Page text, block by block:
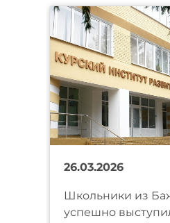
26.03.2026
Школьники из
успешно